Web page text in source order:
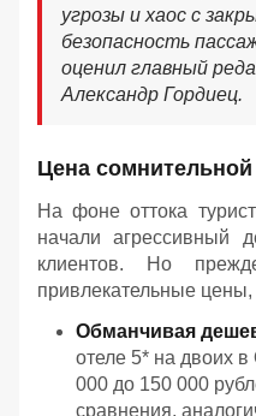
угрозы и хаос с
безопасность
оценил главный
Александр Гордиец.
Цена
На фоне оттока
начали агрессивный
клиентов. Но
привлекательные цены,
Обманчивая
отеле 5* на двоих
000 до 150 000
сравнения,